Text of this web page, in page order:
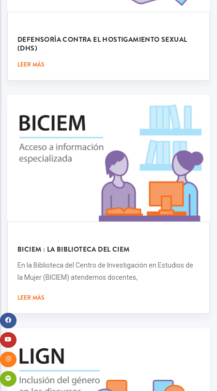
DEFENSORÍA CONTRA EL HOSTIGAMIENTO SEXUAL
(DHS)
LEER MÁS
BICIEM : LA BIBLIOTECA DEL CIEM
En la Biblioteca del Centro de Investigación en Estudios de
la Mujer (BICIEM) atendemos docentes,
LEER MÁS